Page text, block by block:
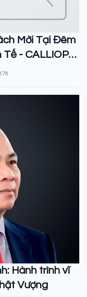
Mời Tại Đêm
- CALLIOPE
Hành trình vĩ
Vượng